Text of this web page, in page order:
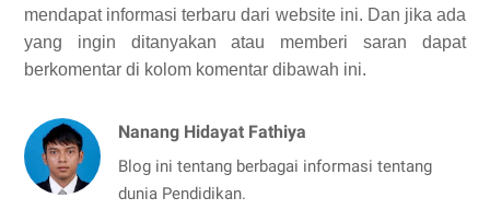
mendapat informasi terbaru dari website ini. Dan jika ada
yang ingin ditanyakan atau memberi saran dapat
berkomentar di kolom komentar dibawah ini.
Nanang Hidayat Fathiya
Blog ini tentang berbagai informasi tentang
dunia Pendidikan.